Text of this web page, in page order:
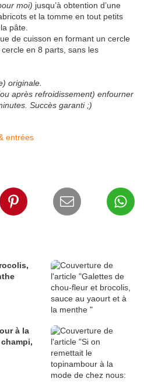
moi) jusqu’à obtention d’une
et la tomme en tout petits
pâte.
de cuisson en formant un cercle
en 8 parts, sans les
originale.
après refroidissement) enfourner
Succès garanti ;)
entrées
à la